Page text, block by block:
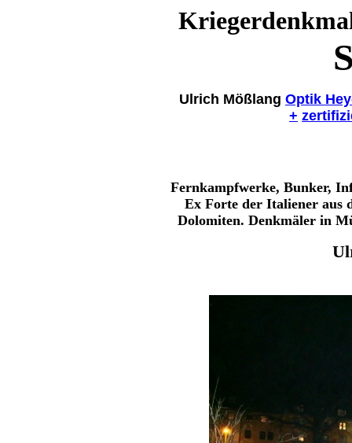
Ulrich Mößlang Optik
+
Fernkampfwerke, Bunker,
Ex Forte der Italiener aus
Dolomiten. Denkmäler in